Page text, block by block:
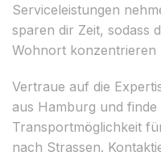
Serviceleistungen
sparen dir Zeit, sodass
Wohnort konzentrieren
Vertraue auf die
aus Hamburg und finde
Transportmöglichkeit
nach Strassen.